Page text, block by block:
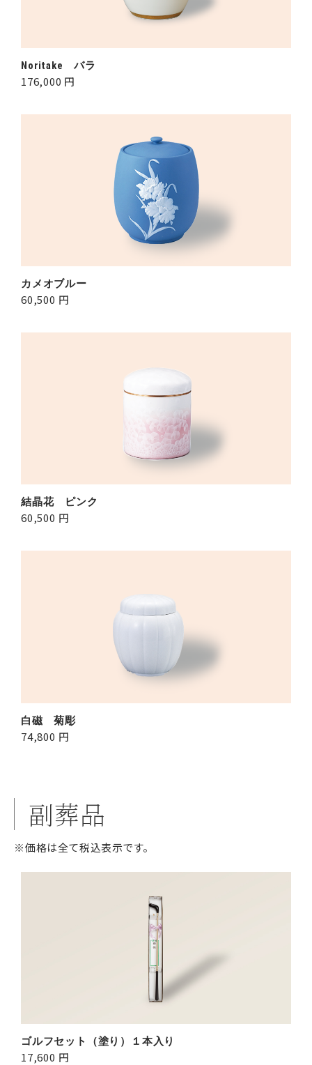
Noritake バラ
176,000 円
カメオブルー
60,500 円
結晶花 ピンク
60,500 円
白磁 菊彫
74,800 円
副葬品
※価格は全て税込表示です。
ゴルフセット（塗り）１本入り
17,600 円